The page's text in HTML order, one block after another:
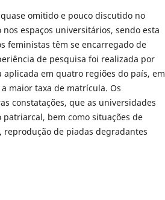
omitido e pouco discutido no
espaços universitários, sendo esta
feministas têm se encarregado de
de pesquisa foi realizada por
em quatro regiões do país, em
maior taxa de matrícula. Os
constatações, que as universidades
bem como situações de
de piadas degradantes